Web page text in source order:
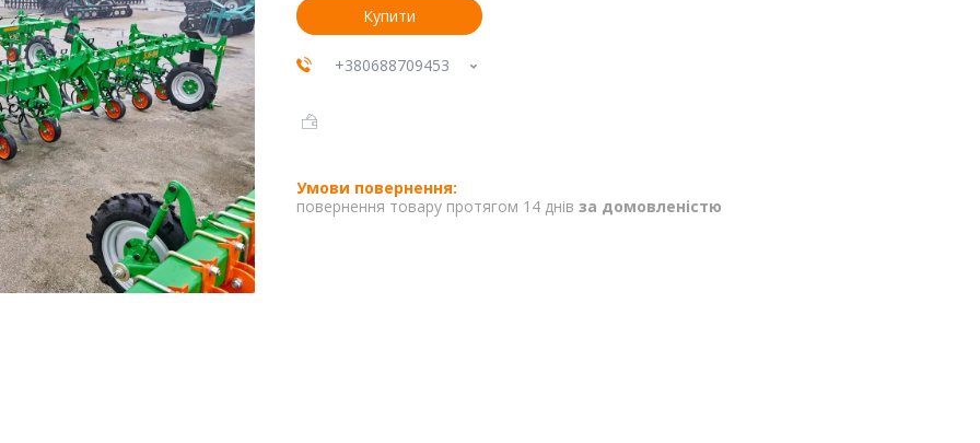
Купити
+380688709453
повернення товару протягом 14 днів за домовленістю